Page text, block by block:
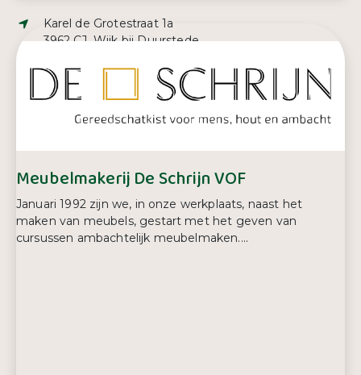
Adres:
Karel de Grotestraat 1a
3962 CJ, Wijk bij Duurstede
E-mailadres:
info@dekresj.nl
Meubelmakerij De Schrijn VOF
Januari 1992 zijn we, in onze werkplaats, naast het
maken van meubels, gestart met het geven van
cursussen ambachtelijk meubelmaken....